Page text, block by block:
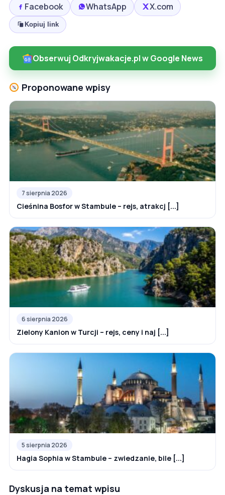
Facebook WhatsApp X.com
Kopiuj link
Obserwuj Odkryjwakacje.pl w Google News
Proponowane wpisy
7 sierpnia 2026
Cieśnina Bosfor w Stambule – rejs, atrakcj [...]
6 sierpnia 2026
Zielony Kanion w Turcji – rejs, ceny i naj [...]
5 sierpnia 2026
Hagia Sophia w Stambule – zwiedzanie, bile [...]
Dyskusja na temat wpisu